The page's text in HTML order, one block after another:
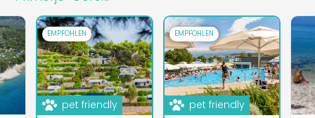
EMPFOHLEN
pet friendly
EMPFOHLEN
pet friendly